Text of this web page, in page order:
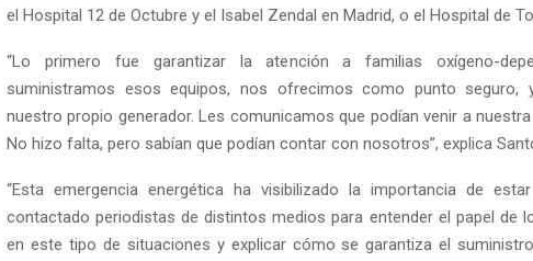
el Hospital 12 de Octubre y el Isabel Zendal en Madrid, o el Hospital de
“Lo primero fue garantizar la atención a familias oxígeno-
suministramos esos equipos, nos ofrecimos como punto seguro,
nuestro propio generador. Les comunicamos que podían venir a
No hizo falta, pero sabían que podían contar con nosotros”, explica
“Esta emergencia energética ha visibilizado la importancia de
contactado periodistas de distintos medios para entender el papel de
en este tipo de situaciones y explicar cómo se garantiza el